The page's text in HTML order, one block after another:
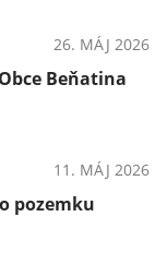
26. MÁJ 2026
Beňatina
11. MÁJ 2026
pozemku